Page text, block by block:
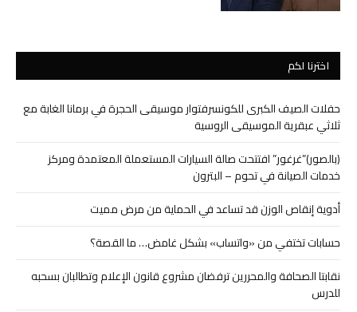
اخترنا لكم
حفلات الصيف الكبرى للكونسرفتوار موسيقى الحجرة في برمانا الغابة مع
ثلاثي عبقرية الموسيقى الروسية
(بالصور)”غرغور” افتتحت صالة السيارات المستعملة المعتمدة ومركز
خدمات الصيانة في تحوم – البترون
أدوية إنقاص الوزن قد تساعد في الحماية من مرض مميت
حسابات تختفي من «واتساب» بشكل غامض… ما القصة؟
نقابتا الصحافة والمحررين ترفضان مشروع قانون الإعلام وتطالبان بسحبه
للدرس